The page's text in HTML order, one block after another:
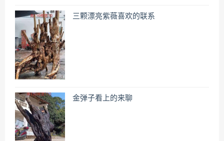
三颗漂亮紫薇喜欢的联系
金弹子看上的来聊